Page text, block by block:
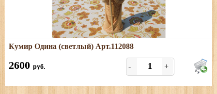
Подробнее
Размеры: высота - 25 см, ширина - 8 см, толщина - 4 см
Кумир Одина (светлый) Арт.112088
2600 руб. - +